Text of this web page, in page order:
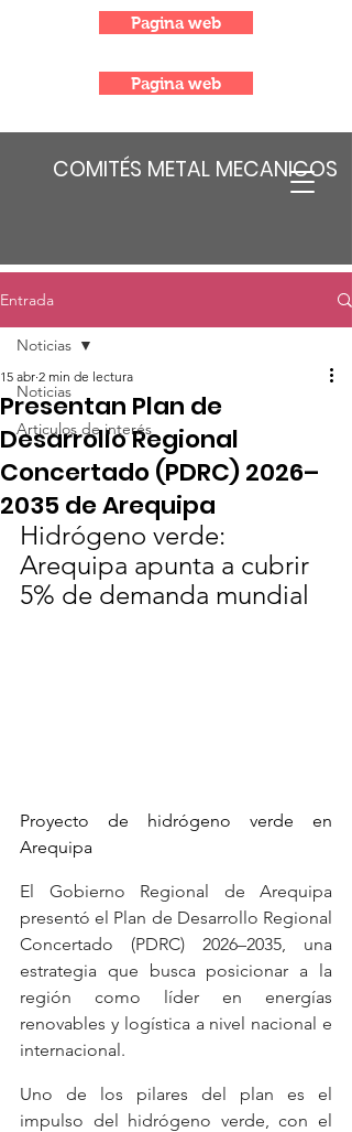
COMITÉS METAL MECANICOS
Pagina web
Pagina web
Entrada
Noticias
Articulos de interés
Noticias
Presentan Plan de
Desarrollo Regional
Concertado (PDRC) 2026–
2035 de Arequipa
15 abr 2 min de lectura
Hidrógeno verde:
Arequipa apunta a cubrir
5% de demanda mundial
Proyecto de hidrógeno verde en
Arequipa
El Gobierno Regional de Arequipa
presentó el Plan de Desarrollo Regional
Concertado (PDRC) 2026–2035, una
estrategia que busca posicionar a la
región como líder en energías
renovables y logística a nivel nacional e
internacional.
Uno de los pilares del plan es el
impulso del hidrógeno verde, con el